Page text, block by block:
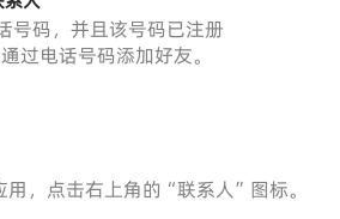
号码，并且该号码已注册
过电话号码添加好友。
，点击右上角的“联系人”图标。